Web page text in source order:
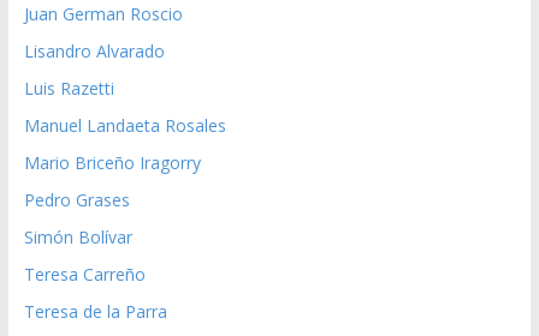
Juan German Roscio
Lisandro Alvarado
Luis Razetti
Manuel Landaeta Rosales
Mario Briceño Iragorry
Pedro Grases
Simón Bolívar
Teresa Carreño
Teresa de la Parra